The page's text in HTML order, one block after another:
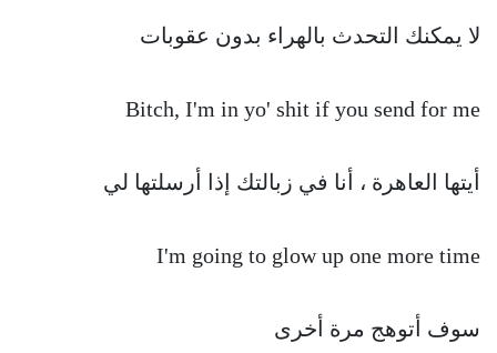
لا يمكنك التحدث بالهراء بدون عقوبات
Bitch, I'm in yo' shit if you send for me
أيتها العاهرة ، أنا في زبالتك إذا أرسلتها لي
I'm going to glow up one more time
سوف أتوهج مرة أخرى